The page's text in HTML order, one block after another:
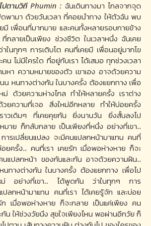
ปตามวิถี Phumin : ฉันเดินทางมา ไกลจากจุด
ามา ด้วยวันเวลา ที่คอยนำทาง ให้ตัวฉัน พบ
มี เพื่อนที่มากมาย และคนทั้งหลายรอบกายข้าง
กลายเป็นเพียง ช่วงชีวิต ในเวลาหนึ่ง ฉันเคย
ในทุกๆ การเติบโต คนที่เคยมี เพื่อนอยู่มากโข
คน ไม่มีใครใด ที่อยู่กับเรา ได้เสมอ ทุกช่วงเวลา
หา ความหมายของตัว เขาเอง อาจด้วยความ
หนทางต่างกัน ในบางครั้ง ต้องแยกทาง เพื่อ
ม่ ด้วยความห่างไกล ทำให้หลายครั้ง เราต่าง
ยความที่เจอ สิ่งใหม่อีกหลาย ทำให้บ่อยครั้ง
าวเดิมๆ ที่เคยคุยกัน ยิ่งนานวัน ยิ่งสั้นลงไป
มาย ก็กลับกลาย เป็นเพียงที่หนึ่ง อย่างที่เขา..
รเปลี่ยนแปลง จะมีคนแปลกหน้ามาแทน คนที่
อยครั้ง.. คนที่เรา เคยรัก เมื่อพอห่างหาย ก็จะ
แปลกหน้า ของกันและกัน อาจด้วยความฝัน..
ทางต่างกัน ในบางครั้ง ต้องแยกทาง เพื่อไป
ม่ อย่างที่เขา.. ได้พูดกัน ว่าในทุกๆ การ
ปลกหน้ามาแทน คนที่เรา ได้เคยรู้จัก และบ่อย
เมื่อพอห่างหาย ก็จะกลาย เป็นแค่เพียง คน
น ให้ช่วงวัยนึง สุขใจเพียงไหน พอผ่านอีกวัย ก็